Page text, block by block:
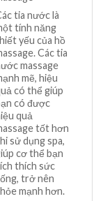
tia nước là
tính năng
yếu của hồ
Các tia
massage
mẽ, hiệu
có thể giúp
có được
quả
tốt hơn
sử dụng spa,
cơ thể bạn
thích sức
trở nên
mạnh hơn.